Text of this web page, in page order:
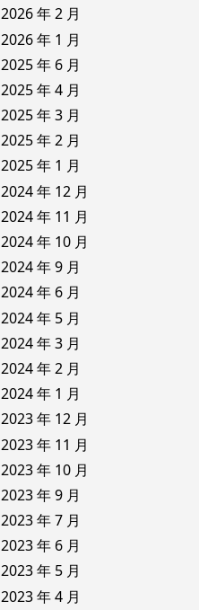
2026 年 2 月
2026 年 1 月
2025 年 6 月
2025 年 4 月
2025 年 3 月
2025 年 2 月
2025 年 1 月
2024 年 12 月
2024 年 11 月
2024 年 10 月
2024 年 9 月
2024 年 6 月
2024 年 5 月
2024 年 3 月
2024 年 2 月
2024 年 1 月
2023 年 12 月
2023 年 11 月
2023 年 10 月
2023 年 9 月
2023 年 7 月
2023 年 6 月
2023 年 5 月
2023 年 4 月